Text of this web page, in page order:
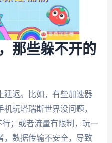
那些躲不开的
延迟。比如，有些加速器
玩塔瑞斯世界没问题，
；或者流量有限制，玩一
，数据传输不安全，导致